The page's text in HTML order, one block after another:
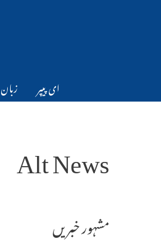
ای پیپر زبان
Alt News
مشہور خبریں